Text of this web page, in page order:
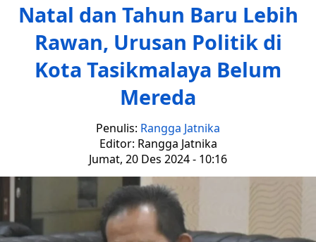
Natal dan Tahun Baru Lebih
Rawan, Urusan Politik di
Kota Tasikmalaya Belum
Mereda
Penulis: Rangga Jatnika
Editor: Rangga Jatnika
Jumat, 20 Des 2024 - 10:16